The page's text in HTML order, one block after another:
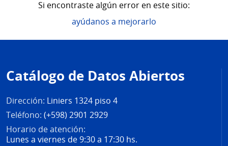
Si encontraste algún error en este sitio:
ayúdanos a mejorarlo
de
página
Catálogo de Datos Abiertos
Dirección: Liniers 1324 piso 4
Teléfono: (+598) 2901 2929
Horario de atención:
Lunes a viernes de 9:30 a 17:30 hs.